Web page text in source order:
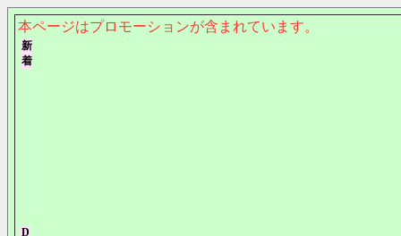
本ページはプロモーションが含まれています。